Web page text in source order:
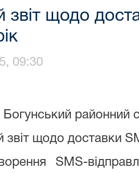
звіт щодо
09:30
Богунський
звіт щодо доставки
SMS-